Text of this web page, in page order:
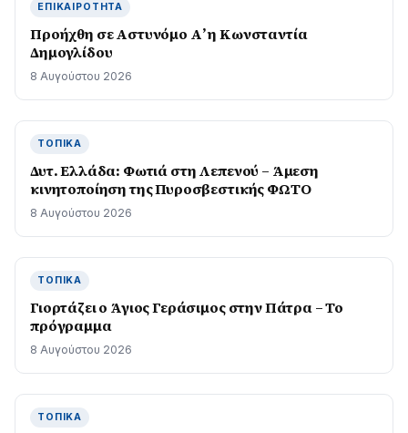
ΕΠΙΚΑΙΡΌΤΗΤΑ
Προήχθη σε Αστυνόμο Α’ η Κωνσταντία
Δημογλίδου
8 Αυγούστου 2026
ΤΟΠΙΚΆ
Δυτ. Ελλάδα: Φωτιά στη Λεπενού – Άμεση
κινητοποίηση της Πυροσβεστικής ΦΩΤΟ
8 Αυγούστου 2026
ΤΟΠΙΚΆ
Γιορτάζει ο Άγιος Γεράσιμος στην Πάτρα – Το
πρόγραμμα
8 Αυγούστου 2026
ΤΟΠΙΚΆ